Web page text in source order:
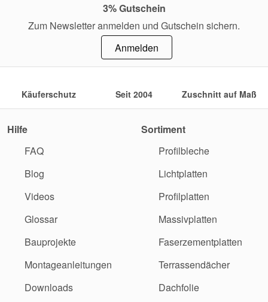
3% Gutschein
Zum Newsletter anmelden und Gutschein sichern.
Anmelden
Käuferschutz Seit 2004 Zuschnitt auf Maß
Hilfe
FAQ
Blog
Videos
Glossar
Bauprojekte
Montageanleitungen
Downloads
Sortiment
Profilbleche
Lichtplatten
Profilplatten
Massivplatten
Faserzementplatten
Terrassendächer
Dachfolie